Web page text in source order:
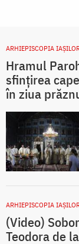
ARHIEPISCOPIA
Hramul
sfințirea
în ziua
ARHIEPISCOPIA
(Video)
Teodora de